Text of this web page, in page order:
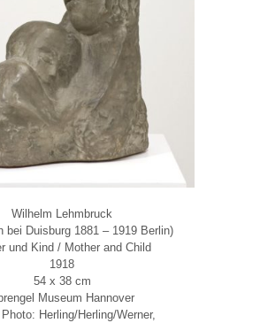
Wilhelm Lehmbruck
bei Duisburg 1881 – 1919 Berlin)
und Kind / Mother and Child
1918
54 x 38 cm
Museum Hannover
Herling/Herling/Werner,